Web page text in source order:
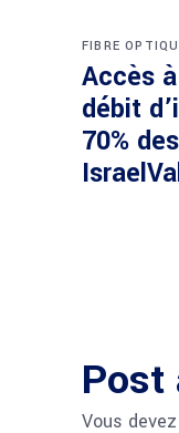
FIBRE
Accès
débit
70%
Post
Vous devez